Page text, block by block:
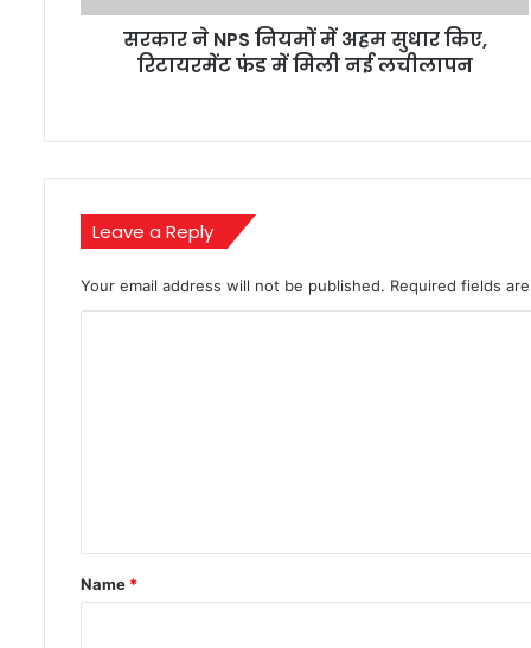
रिटायरमेंट
सरकार ने NPS नियमों में अहम सुधार किए,
रिटायरमेंट फंड में मिली नई लचीलापन
Leave a Reply
Your email address will not be published. Required fields
*
Name *